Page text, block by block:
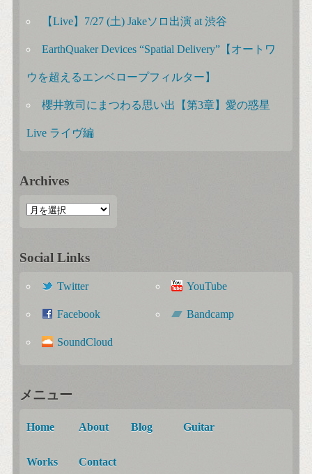
【Live】7/27 (土) Jakeソロ出演 at 渋谷
EarthQuaker Devices “Spatial Delivery”【オートワ
ウを超えるエンベロープフィルター】
櫻井敦司にまつわる思い出【第3章】愛の惑星
Live ライヴ編
Archives
Social Links
Twitter YouTube
Facebook Bandcamp
SoundCloud
メニュー
Home About Blog Guitar
Works Contact